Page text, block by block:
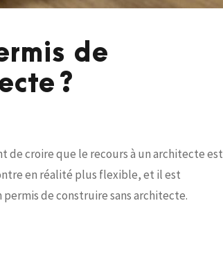
de
?
de croire que le recours à un architecte est
en réalité plus flexible, et il est
de construire sans architecte.